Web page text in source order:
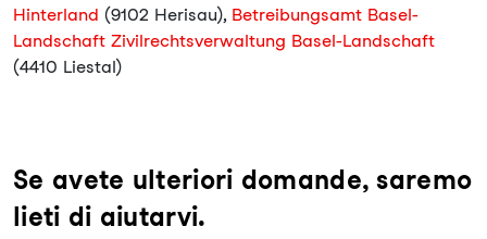
Hinterland (9102 Herisau), Betreibungsamt Basel-
Landschaft Zivilrechtsverwaltung Basel-Landschaft
(4410 Liestal)
Se avete ulteriori domande, saremo
lieti di aiutarvi.